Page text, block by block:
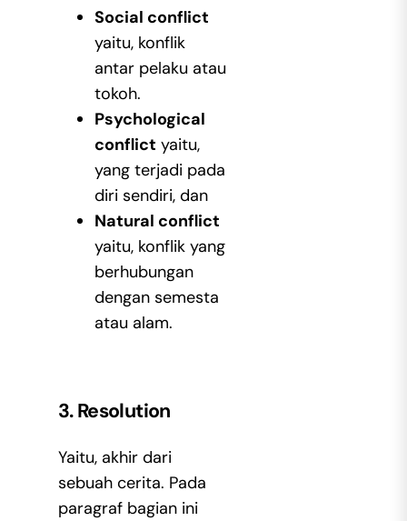
Social conflict
yaitu, konflik
antar pelaku atau
tokoh.
Psychological
conflict yaitu,
yang terjadi pada
diri sendiri, dan
Natural conflict
yaitu, konflik yang
berhubungan
dengan semesta
atau alam.
3. Resolution
Yaitu, akhir dari
sebuah cerita. Pada
paragraf bagian ini